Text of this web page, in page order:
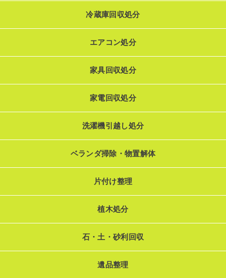
冷蔵庫回収処分
エアコン処分
家具回収処分
家電回収処分
洗濯機引越し処分
ベランダ掃除・物置解体
片付け整理
植木処分
石・土・砂利回収
遺品整理